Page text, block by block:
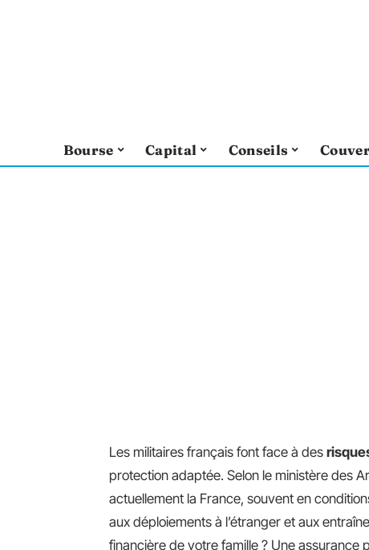
Bourse Capital Conseils
Les militaires français font face à des
protection adaptée. Selon le ministère des
actuellement la France, souvent en
aux déploiements à l’étranger et aux
financière de votre famille ? Une